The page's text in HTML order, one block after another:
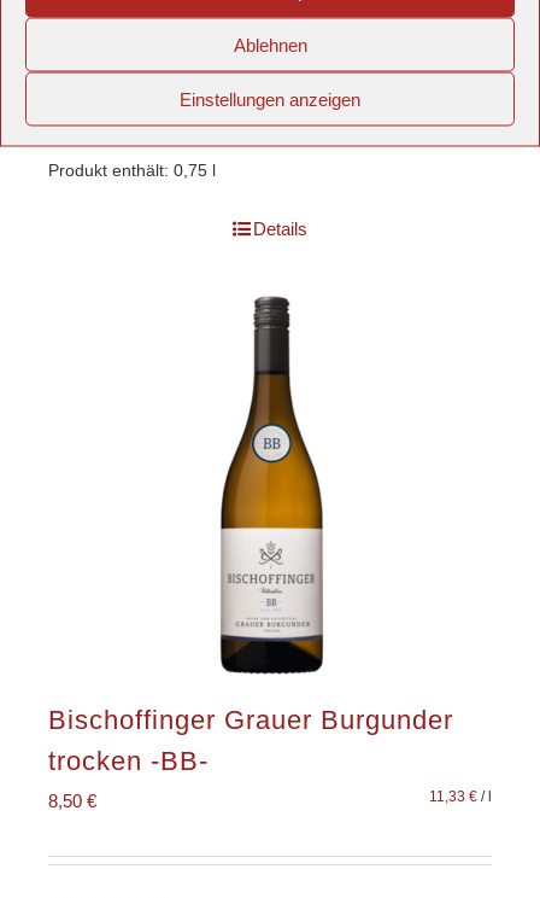
Ablehnen
Einstellungen anzeigen
zzgl.Versandkosten
Produkt enthält: 0,75
Details
Bischoffinger Grauer Burgunder
trocken -BB-
8,50 € 11,33 € /